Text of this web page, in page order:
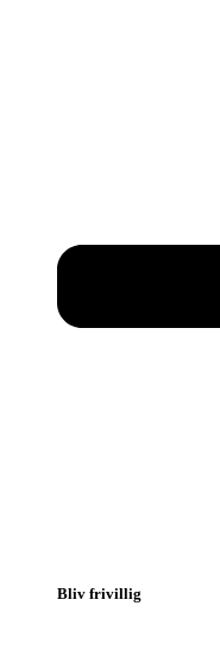
Bliv frivillig